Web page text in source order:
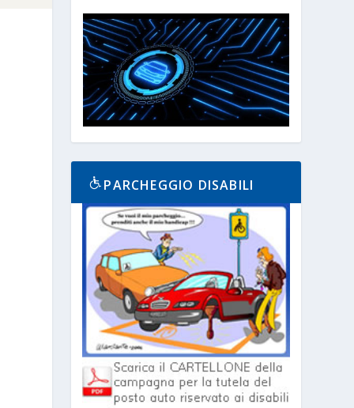
PARCHEGGIO DISABILI